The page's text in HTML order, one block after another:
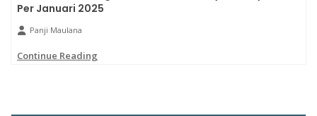
Per Januari 2025
Panji Maulana
Continue Reading